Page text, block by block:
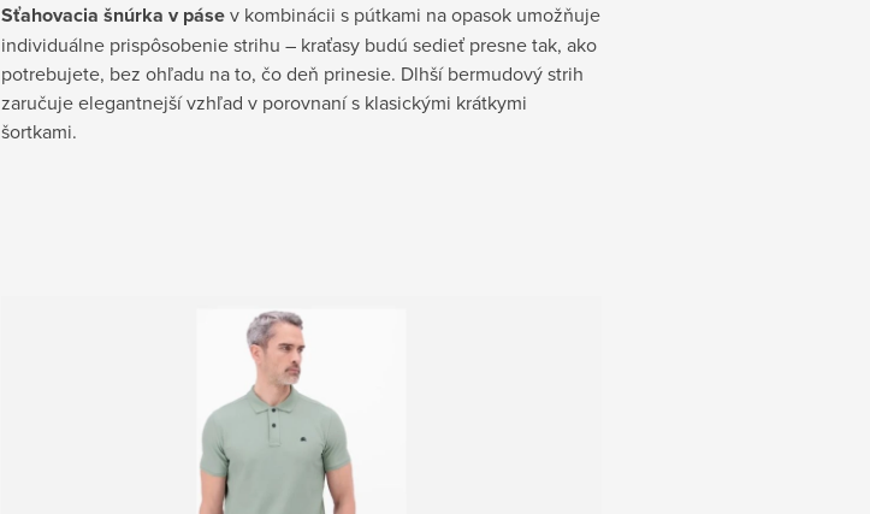
Sťahovacia šnúrka v pásev kombinácii s pútkami na opasok umožňuje
individuálne prispôsobenie strihu – kraťasy budú sedieť presne tak, ako
potrebujete, bez ohľadu na to, čo deň prinesie. Dlhší bermudový strih
zaručuje elegantnejší vzhľad v porovnaní s klasickými krátkymi
šortkami.